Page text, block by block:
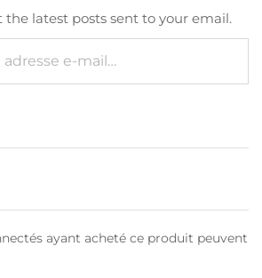
the latest posts sent to your email.
ayant acheté ce produit peuvent